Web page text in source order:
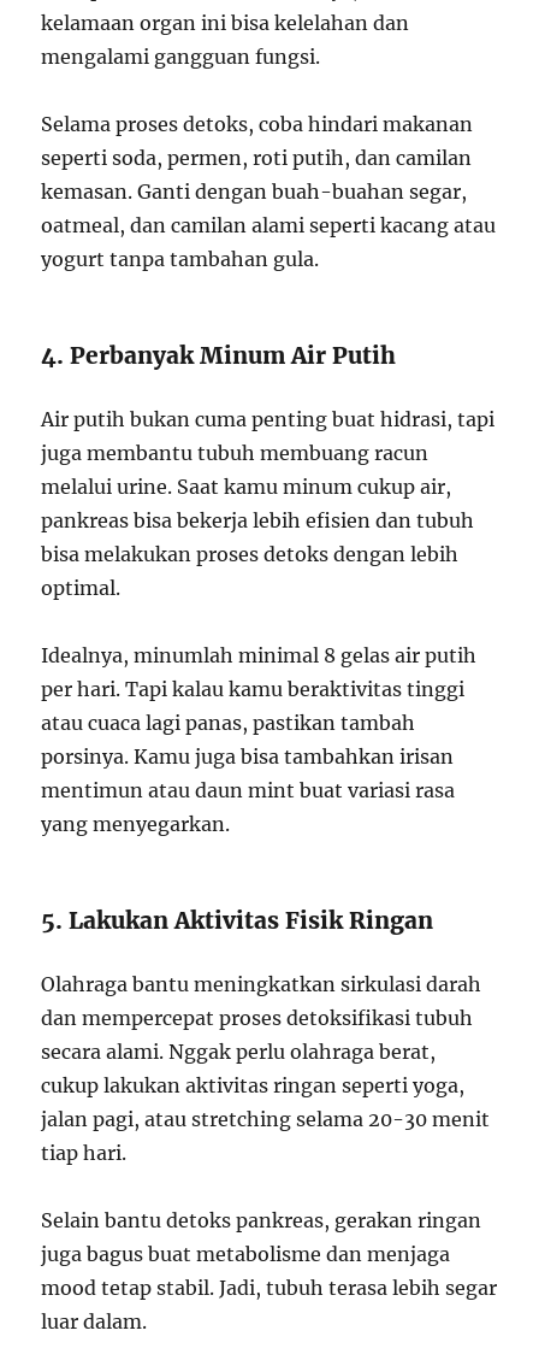
kelamaan organ ini bisa kelelahan dan
mengalami gangguan fungsi.
Selama proses detoks, coba hindari makanan
seperti soda, permen, roti putih, dan camilan
kemasan. Ganti dengan buah-buahan segar,
oatmeal, dan camilan alami seperti kacang atau
yogurt tanpa tambahan gula.
4. Perbanyak Minum Air Putih
Air putih bukan cuma penting buat hidrasi, tapi
juga membantu tubuh membuang racun
melalui urine. Saat kamu minum cukup air,
pankreas bisa bekerja lebih efisien dan tubuh
bisa melakukan proses detoks dengan lebih
optimal.
Idealnya, minumlah minimal 8 gelas air putih
per hari. Tapi kalau kamu beraktivitas tinggi
atau cuaca lagi panas, pastikan tambah
porsinya. Kamu juga bisa tambahkan irisan
mentimun atau daun mint buat variasi rasa
yang menyegarkan.
5. Lakukan Aktivitas Fisik Ringan
Olahraga bantu meningkatkan sirkulasi darah
dan mempercepat proses detoksifikasi tubuh
secara alami. Nggak perlu olahraga berat,
cukup lakukan aktivitas ringan seperti yoga,
jalan pagi, atau stretching selama 20-30 menit
tiap hari.
Selain bantu detoks pankreas, gerakan ringan
juga bagus buat metabolisme dan menjaga
mood tetap stabil. Jadi, tubuh terasa lebih segar
luar dalam.